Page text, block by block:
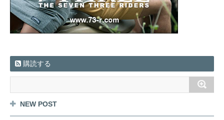
購読する
NEW POST